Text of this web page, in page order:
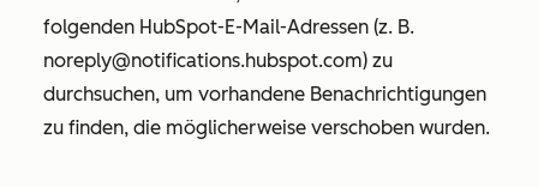
folgenden HubSpot-E-Mail-Adressen (z. B.
noreply@notifications.hubspot.com) zu
durchsuchen, um vorhandene Benachrichtigungen
zu finden, die möglicherweise verschoben wurden.